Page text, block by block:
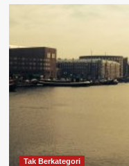
Tak Berkategori